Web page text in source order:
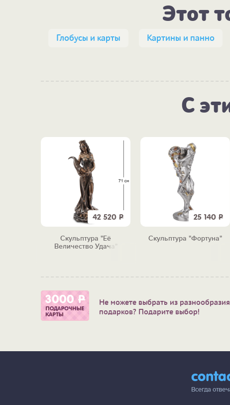
Этот
Глобусы и карты Картины и панно
С
42 520 Р
Скульптура "Её
Величество Удача"
25 140 Р
Скульптура "Фортуна"
Не можете выбрать из разнообразия
подарков? Подарите выбор!
Всегда